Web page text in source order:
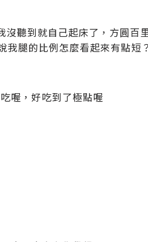
沒聽到就自己起床了，方圓百
腿的比例怎麼看起來有點短？
喔，好吃到了極點喔